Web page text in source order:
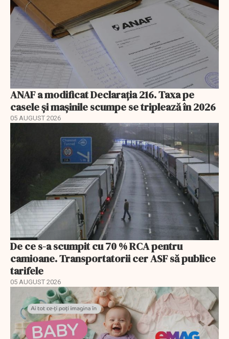
ANAF a modificat Declarația 216. Taxa pe
casele și mașinile scumpe se triplează în 2026
05 AUGUST 2026
De ce s-a scumpit cu 70 % RCA pentru
camioane. Transportatorii cer ASF să publice
tarifele
05 AUGUST 2026